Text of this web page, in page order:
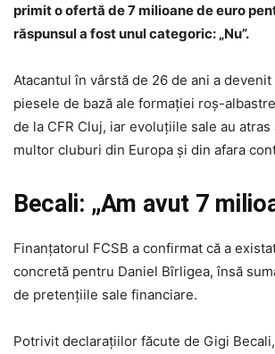
primit o ofertă de 7 milioane de euro
răspunsul a fost unul categoric: „Nu”.
Atacantul în vârstă de 26 de ani a
piesele de bază ale formației roș-
de la CFR Cluj, iar evoluțiile sale au atras
multor cluburi din Europa și din afara
Becali: „Am avut 7
Finanțatorul FCSB a confirmat că a
concretă pentru Daniel Bîrligea, însă
de pretențiile sale financiare.
Potrivit declarațiilor făcute de Gigi